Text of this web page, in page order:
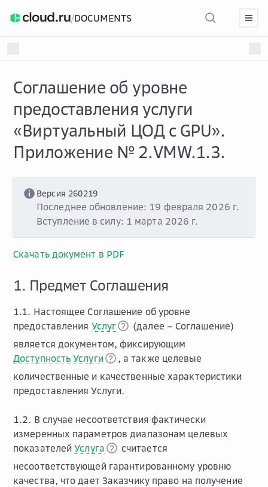
/DOCUMENTS
Соглашение об уровне
предоставления услуги
«Виртуальный ЦОД с GPU».
Приложение № 2.VMW.1.3.
Версия 260219
Последнее обновление: 19 февраля 2026 г.
Вступление в силу: 1 марта 2026 г.
Скачать документ в PDF
1. Предмет Соглашения
1.1. Настоящее Соглашение об уровне
предоставления Услуг
(далее – Соглашение)
является документом, фиксирующим
Доступность Услуги
, а также целевые
количественные и качественные характеристики
предоставления Услуги.
1.2. В случае несоответствия фактически
измеренных параметров диапазонам целевых
показателейУслуга
считается
несоответствующей гарантированному уровню
качества, что дает Заказчику право на получение